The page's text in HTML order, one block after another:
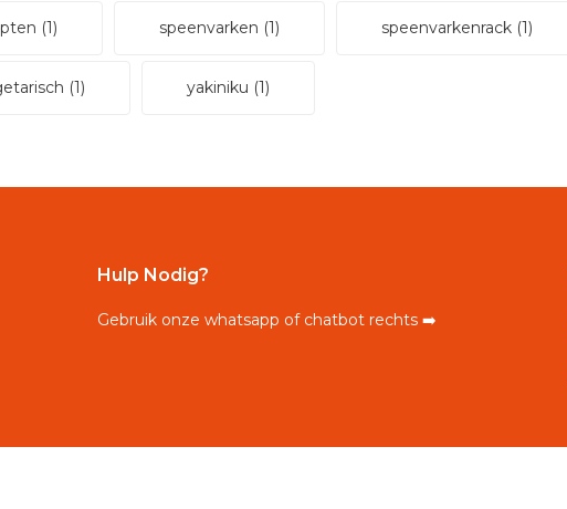
(1) speenvarken (1) speenvarkenrack (1)
(1) yakiniku (1)
Hulp Nodig?
Gebruik onze whatsapp of chatbot rechts ➡️